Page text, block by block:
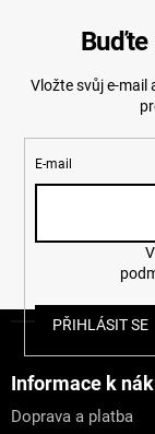
Vložte svůj e-mail
E-mail
PŘIHLÁSIT SE
Informace k
Doprava a platba